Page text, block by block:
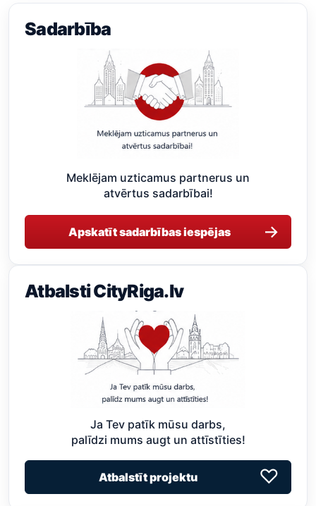
Sadarbība
Meklējam uzticamus partnerus un
atvērtus sadarbībai!
Apskatīt sadarbības iespējas →
Atbalsti CityRiga.lv
Ja Tev patīk mūsu darbs,
palīdzi mums augt un attīstīties!
Atbalstīt projektu ♡